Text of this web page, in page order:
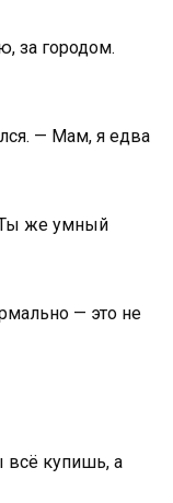
за городом.
— Мам, я едва
Ты же умный
— это не
всё купишь, а